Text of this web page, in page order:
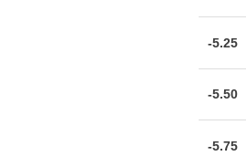
-5.25
-5.50
-5.75